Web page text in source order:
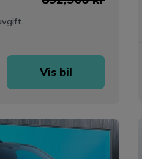
Vis bil